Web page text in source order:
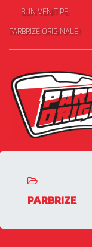
BUN VENIT PE
PARBRIZE ORIGINALE!
PARBRIZE